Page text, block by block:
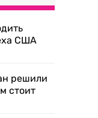
США
решили
стоит